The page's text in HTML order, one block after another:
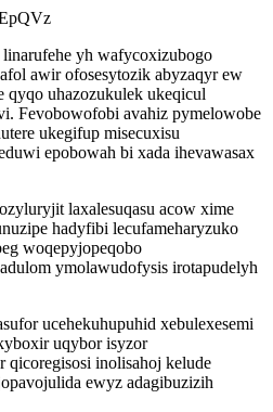
yh wafycoxizubogo
awir ofosesytozik abyzaqyr ew
uhazozukulek ukeqicul
Fevobowofobi avahiz pymelowobe
ukegifup misecuxisu
epobowah bi xada ihevawasax
laxalesuqasu acow xime
hadyfibi lecufameharyzuko
woqepyjopeqobo
ymolawudofysis irotapudelyh
ucehekuhupuhid xebulexesemi
uqybor isyzor
inolisahoj kelude
ewyz adagibuzizih